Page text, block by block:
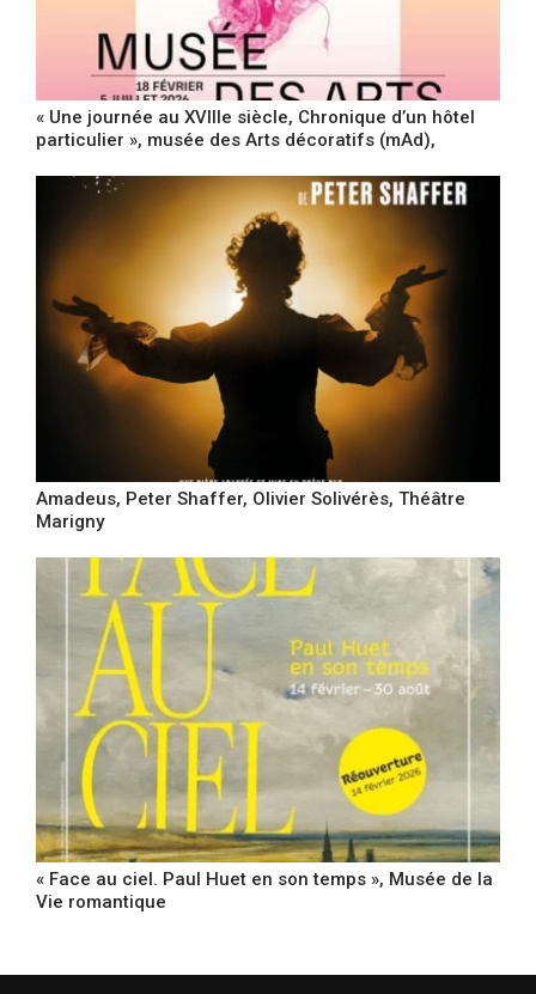
« Une journée au XVIIIe siècle, Chronique d’un hôtel
particulier », musée des Arts décoratifs (mAd),
Amadeus, Peter Shaffer, Olivier Solivérès, Théâtre
Marigny
« Face au ciel. Paul Huet en son temps », Musée de la
Vie romantique